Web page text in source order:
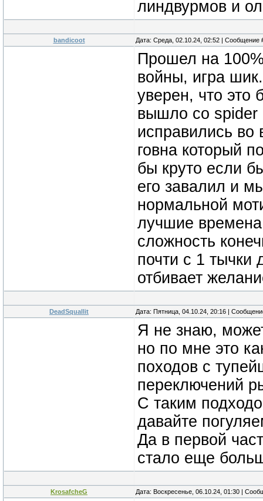
линдвурмов и
bandicoot Дата: Среда, 02.10.24, 02:52 | Сообщение
Прошел на
войны, игра
уверен, что это
вышло со spider
исправились во
говна который
бы круто если
его завалил и
нормальной
лучшие
сложность
почти с 1 тычки
отбивает
DeadSquallit Дата: Пятница, 04.10.24, 20:16 |
Я не знаю,
но по мне это
походов с
переключений
С таким
давайте
Да в первой
стало еще
KrosafcheG Дата: Воскресенье, 06.10.24, 01:30 |